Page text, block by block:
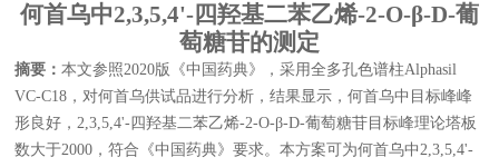
何首乌中2,3,5,4'-四羟基二苯乙烯-2-O-β-D-葡
萄糖苷的测定
摘要：本文参照2020版《中国药典》，采用全多孔色谱柱Alphasil
VC-C18，对何首乌供试品进行分析，结果显示，何首乌中目标峰峰
形良好，2,3,5,4'-四羟基二苯乙烯-2-O-β-D-葡萄糖苷目标峰理论塔板
数大于2000，符合《中国药典》要求。本方案可为何首乌中2,3,5,4'-